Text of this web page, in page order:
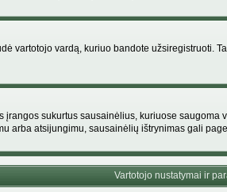
vartotojo vardą, kuriuo bandote užsiregistruoti.
įrangos sukurtus sausainėlius, kuriuose
arba atsijungimu, sausainėlių ištrynimas gali
Vartotojo nustatymai ir